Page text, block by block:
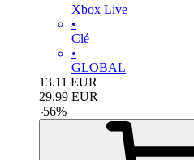
Xbox Live
•
Clé
•
GLOBAL
13.11 EUR
29.99 EUR
-56%